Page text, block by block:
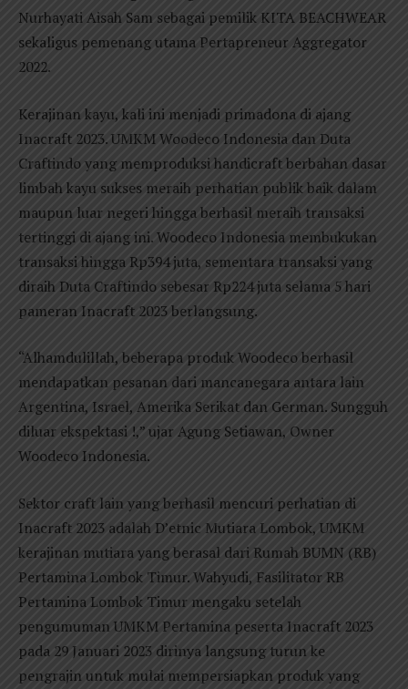
Nurhayati Aisah Sam sebagai pemilik KITA BEACHWEAR
sekaligus pemenang utama Pertapreneur Aggregator
2022.
Kerajinan kayu, kali ini menjadi primadona di ajang
Inacraft 2023. UMKM Woodeco Indonesia dan Duta
Craftindo yang memproduksi handicraft berbahan dasar
limbah kayu sukses meraih perhatian publik baik dalam
maupun luar negeri hingga berhasil meraih transaksi
tertinggi di ajang ini. Woodeco Indonesia membukukan
transaksi hingga Rp394 juta, sementara transaksi yang
diraih Duta Craftindo sebesar Rp224 juta selama 5 hari
pameran Inacraft 2023 berlangsung.
“Alhamdulillah, beberapa produk Woodeco berhasil
mendapatkan pesanan dari mancanegara antara lain
Argentina, Israel, Amerika Serikat dan German. Sungguh
diluar ekspektasi !,” ujar Agung Setiawan, Owner
Woodeco Indonesia.
Sektor craft lain yang berhasil mencuri perhatian di
Inacraft 2023 adalah D’etnic Mutiara Lombok, UMKM
kerajinan mutiara yang berasal dari Rumah BUMN (RB)
Pertamina Lombok Timur. Wahyudi, Fasilitator RB
Pertamina Lombok Timur mengaku setelah
pengumuman UMKM Pertamina peserta Inacraft 2023
pada 29 Januari 2023 dirinya langsung turun ke
pengrajin untuk mulai mempersiapkan produk yang